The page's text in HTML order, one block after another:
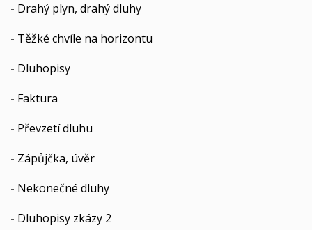
- Drahý plyn, drahý dluhy
- Těžké chvíle na horizontu
- Dluhopisy
- Faktura
- Převzetí dluhu
- Zápůjčka, úvěr
- Nekonečné dluhy
- Dluhopisy zkázy 2